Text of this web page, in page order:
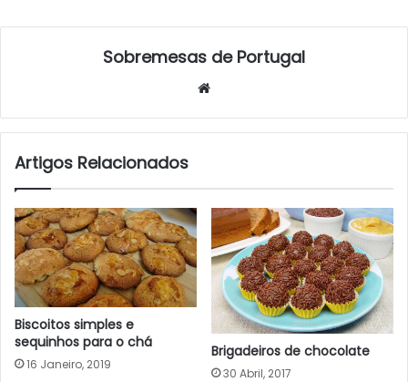
Sobremesas de Portugal
Artigos Relacionados
Biscoitos simples e
sequinhos para o chá
16 Janeiro, 2019
Brigadeiros de chocolate
30 Abril, 2017